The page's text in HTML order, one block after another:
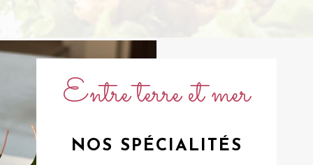
Entre terre et mer
NOS SPÉCIALITÉS